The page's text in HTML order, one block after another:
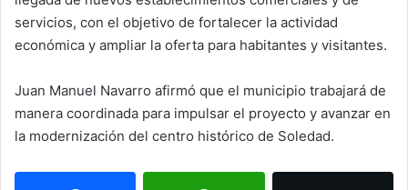
servicios, con el objetivo de fortalecer la actividad
económica y ampliar la oferta para habitantes y visitantes.
Juan Manuel Navarro afirmó que el municipio trabajará de
manera coordinada para impulsar el proyecto y avanzar en
la modernización del centro histórico de Soledad.